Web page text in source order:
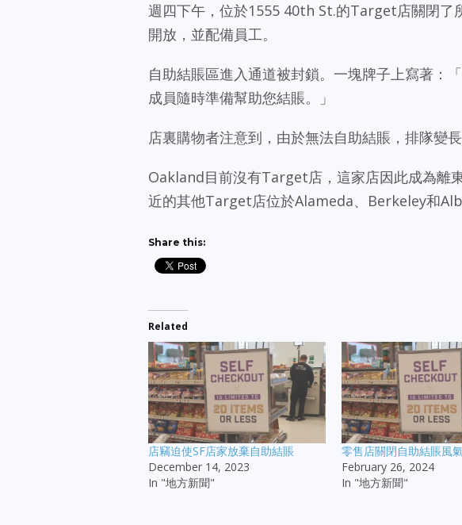
週四下午，位於1555 40th St.的Target店關閉了
開放，並配備員工。
自助結賬區進入通道被封鎖。一塊牌子上寫著：
成員隨時準備幫助您結賬。」
店裏購物者注意到，由於無法自助結賬，排隊變長
Oakland目前沒有Target店，這家店因此成為離
近的其他Target店位於Alameda、Berkeley和
Share this:
Related
店竊迫使SF店家放棄自助結賬
December 14, 2023
In "地方新聞"
零售店關閉自助結賬風
February 26, 2024
In "地方新聞"